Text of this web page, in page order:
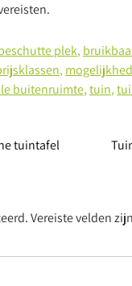
plek,
,
buitenruimte,tuin,
tuintafel
Vereiste velden